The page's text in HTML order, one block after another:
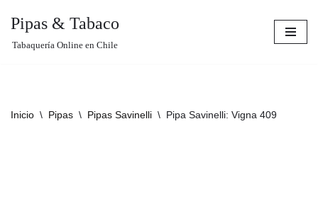
Pipas & Tabaco
Tabaquería Online en Chile
Inicio \ Pipas \ Pipas Savinelli \ Pipa Savinelli: Vigna 409